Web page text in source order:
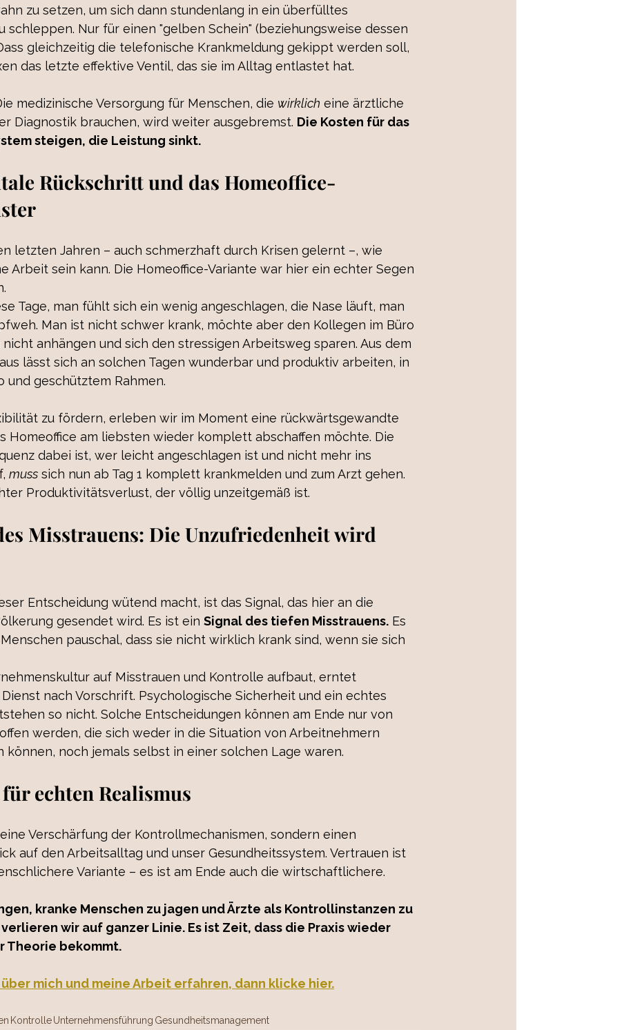
zu setzen, um sich dann stundenlang in ein überfülltes
schleppen. Nur für einen "gelben Schein" (beziehungsweise dessen
gleichzeitig die telefonische Krankmeldung gekippt werden soll,
das letzte effektive Ventil, das sie im Alltag entlastet hat.
medizinische Versorgung für Menschen, die wirklich eine ärztliche
Diagnostik brauchen, wird weiter ausgebremst. Die Kosten für das
steigen, die Leistung sinkt.
Rückschritt und das Homeoffice-
letzten Jahren – auch schmerzhaft durch Krisen gelernt –, wie
Arbeit sein kann. Die Homeoffice-Variante war hier ein echter Segen
Tage, man fühlt sich ein wenig angeschlagen, die Nase läuft, man
Man ist nicht schwer krank, möchte aber den Kollegen im Büro
anhängen und sich den stressigen Arbeitsweg sparen. Aus dem
lässt sich an solchen Tagen wunderbar und produktiv arbeiten, in
und geschütztem Rahmen.
zu fördern, erleben wir im Moment eine rückwärtsgewandte
Homeoffice am liebsten wieder komplett abschaffen möchte. Die
dabei ist, wer leicht angeschlagen ist und nicht mehr ins
muss sich nun ab Tag 1 komplett krankmelden und zum Arzt gehen.
Produktivitätsverlust, der völlig unzeitgemäß ist.
Misstrauens: Die Unzufriedenheit wird
Entscheidung wütend macht, ist das Signal, das hier an die
gesendet wird. Es ist ein Signal des tiefen Misstrauens. Es
pauschal, dass sie nicht wirklich krank sind, wenn sie sich
auf Misstrauen und Kontrolle aufbaut, erntet
nach Vorschrift. Psychologische Sicherheit und ein echtes
so nicht. Solche Entscheidungen können am Ende nur von
werden, die sich weder in die Situation von Arbeitnehmern
können, noch jemals selbst in einer solchen Lage waren.
echten Realismus
Verschärfung der Kontrollmechanismen, sondern einen
auf den Arbeitsalltag und unser Gesundheitssystem. Vertrauen ist
Variante – es ist am Ende auch die wirtschaftlichere.
kranke Menschen zu jagen und Ärzte als Kontrollinstanzen zu
wir auf ganzer Linie. Es ist Zeit, dass die Praxis wieder
Theorie bekommt.
mich und meine Arbeit erfahren, dann klicke hier.
KontrolleUnternehmensführung Gesundheitsmanagement